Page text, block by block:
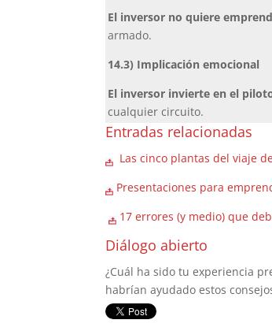
El inversor no quiere
armado.
14.3) Implicación emocional
El inversor invierte en el
cualquier circuito.
Entradas relacionadas
Las cinco plantas del viaje
Presentaciones para
17 errores (y medio) que
Diálogo abierto
¿Cuál ha sido tu experiencia
habrían ayudado estos